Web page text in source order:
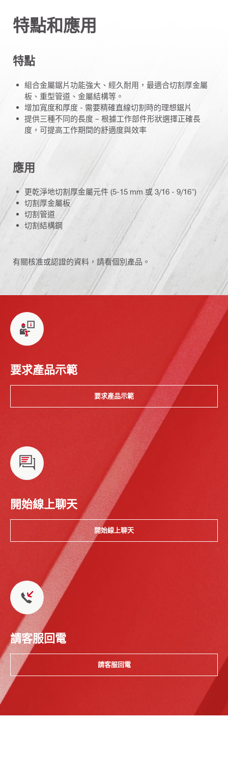
特點和應用
特點
組合金屬鋸片功能強大、經久耐用，最適合切割厚金屬
板、重型管道、金屬結構等。
增加寬度和厚度 - 需要精確直線切割時的理想鋸片
提供三種不同的長度 – 根據工作部件形狀選擇正確長
度，可提高工作期間的舒適度與效率
應用
更乾淨地切割厚金屬元件 (5-15 mm 或 3/16 - 9/16")
切割厚金屬板
切割管道
切割結構鋼
有關核准或認證的資料，請看個別產品。
要求產品示範
要求產品示範
開始線上聊天
開始線上聊天
請客服回電
請客服回電